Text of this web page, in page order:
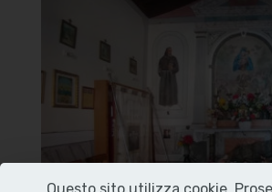
Chiesa della
Carmine
Interno